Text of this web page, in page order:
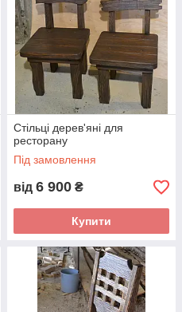
Стільці дерев'яні для
ресторану
Під замовлення
від 6 900 ₴
Купити